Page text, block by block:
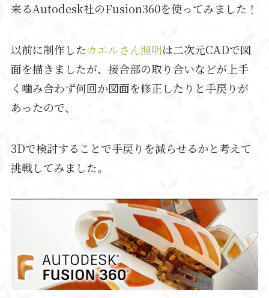
来るAutodesk社のFusion360を使ってみました！
以前に制作したカエルさん照明は二次元CADで図
面を描きましたが、接合部の取り合いなどが上手
く噛み合わず何回か図面を修正したりと手戻りが
あったので、
3Dで検討することで手戻りを減らせるかと考えて
挑戦してみました。